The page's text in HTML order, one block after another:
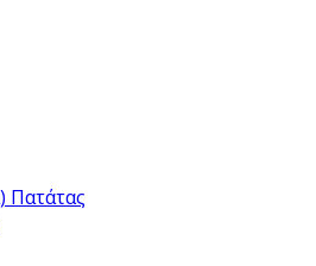
Πατάτας